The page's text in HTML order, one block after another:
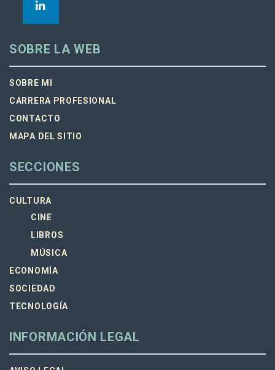
SOBRE LA WEB
SOBRE MI
CARRERA PROFESIONAL
CONTACTO
MAPA DEL SITIO
SECCIONES
CULTURA
CINE
LIBROS
MÚSICA
ECONOMÍA
SOCIEDAD
TECNOLOGÍA
INFORMACIÓN LEGAL